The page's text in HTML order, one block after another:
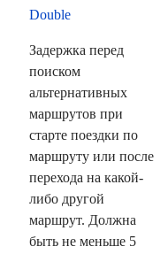
Double
Задержка перед
поиском
альтернативных
маршрутов при
старте поездки по
маршруту или после
перехода на какой-
либо другой
маршрут. Должна
быть не меньше 5